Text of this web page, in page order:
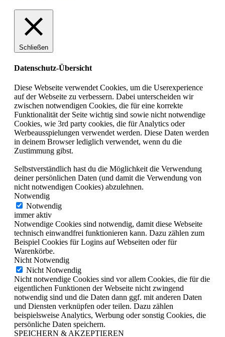
Schließen
Datenschutz-Übersicht
Diese Webseite verwendet Cookies, um die Userexperience
auf der Webseite zu verbessern. Dabei unterscheiden wir
zwischen notwendigen Cookies, die für eine korrekte
Funktionalität der Seite wichtig sind sowie nicht notwendige
Cookies, wie 3rd party cookies, die für Analytics oder
Werbeausspielungen verwendet werden. Diese Daten werden
in deinem Browser lediglich verwendet, wenn du die
Zustimmung gibst.
Selbstverständlich hast du die Möglichkeit die Verwendung
deiner persönlichen Daten (und damit die Verwendung von
nicht notwendigen Cookies) abzulehnen.
Notwendig
Notwendig
immer aktiv
Notwendige Cookies sind notwendig, damit diese Webseite
technisch einwandfrei funktionieren kann. Dazu zählen zum
Beispiel Cookies für Logins auf Webseiten oder für
Warenkörbe.
Nicht Notwendig
Nicht Notwendig
Nicht notwendige Cookies sind vor allem Cookies, die für die
eigentlichen Funktionen der Webseite nicht zwingend
notwendig sind und die Daten dann ggf. mit anderen Daten
und Diensten verknüpfen oder teilen. Dazu zählen
beispielsweise Analytics, Werbung oder sonstig Cookies, die
persönliche Daten speichern.
SPEICHERN & AKZEPTIEREN